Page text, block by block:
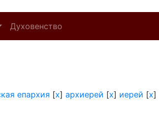
Духовенство
епархия [x] архиерей [x] иерей [x]